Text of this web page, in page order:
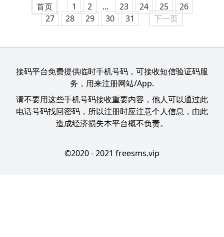
首页 1 2 … 23 24 25
26
27
28 29 30 31 下一页
接码平台免费提供临时手机号码，可接收短信验证码服
务，用来注册网站/App.
请不要用这些手机号码接收重要内容，他人可以通过此
电话号码找回密码，所以注册时应注意个人信息，由此
造成经济损失本平台概不负责。
©2020 - 2021 freesms.vip